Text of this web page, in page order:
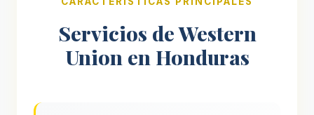
Servicios de Western
Union en Honduras